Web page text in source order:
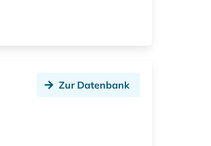
Zur Datenbank